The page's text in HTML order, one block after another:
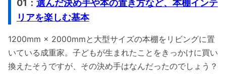
01： 選んだ決め手や本の置き方など、本棚インテ
リアを楽しむ基本
1200mm × 2000mmと大型サイズの本棚をリビングに置
いている成重家。子どもが生まれたことをきっかけに買い
換えたそうですが、その決め手はなんだったのでしょう？